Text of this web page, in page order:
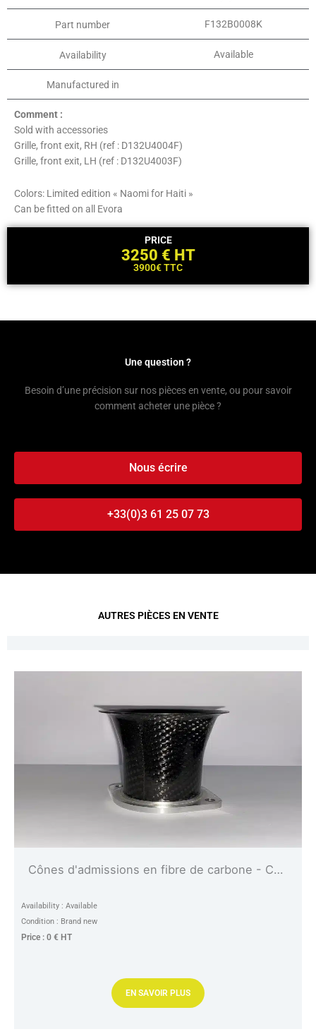
Part number F132B0008K
Availability Available
Manufactured in
Comment :
Sold with accessories
Grille, front exit, RH (ref : D132U4004F)
Grille, front exit, LH (ref : D132U4003F)
Colors: Limited edition « Naomi for Haiti »
Can be fitted on all Evora
PRICE
3250 € HT
3900€ TTC
Une question ?
Besoin d’une précision sur nos pièces en vente, ou pour savoir
comment acheter une pièce ?
Nous écrire
+33(0)3 61 25 07 73
AUTRES PIÈCES EN VENTE
Cônes d'admissions en fibre de carbone - Carbon fiber air intake horn
Availability : Available
Condition : Brand new
Price : 0 € HT
EN SAVOIR PLUS